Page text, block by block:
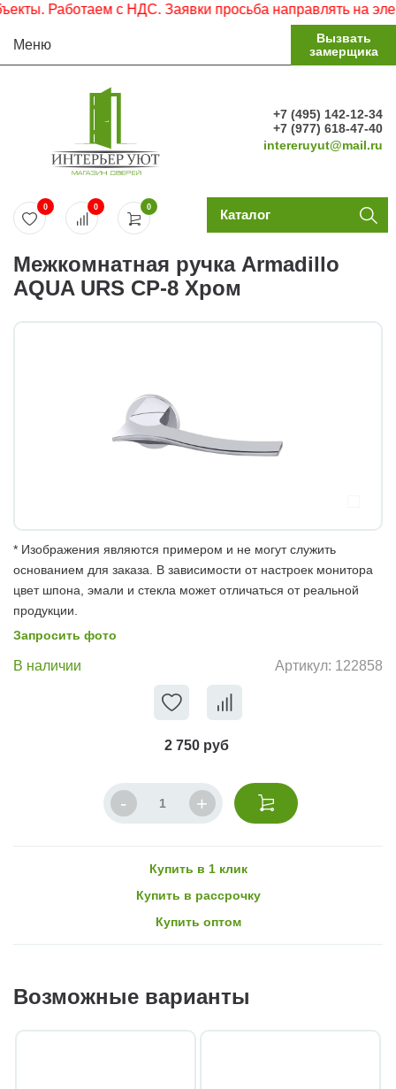
Работаем с НДС. Заявки просьба направлять на
Меню
Вызвать
замерщика
+7 (495) 142-12-34
+7 (977) 618-47-40
intereruyut@mail.ru
0
0 0 Каталог
Межкомнатная ручка Armadillo
AQUA URS CP-8 Хром
* Изображения являются примером и не могут служить
основанием для заказа. В зависимости от настроек монитора
цвет шпона, эмали и стекла может отличаться от реальной
продукции.
Запросить фото
В наличии Артикул: 122858
2 750 руб
Купить в 1 клик
Купить в рассрочку
Купить оптом
Возможные варианты